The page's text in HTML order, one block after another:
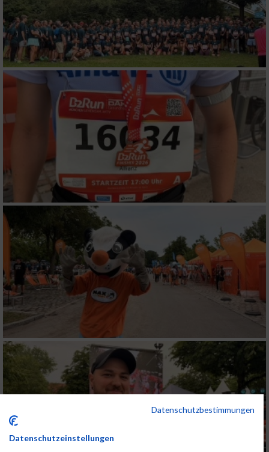
Datenschutzbestimmungen
Datenschutzeinstellungen